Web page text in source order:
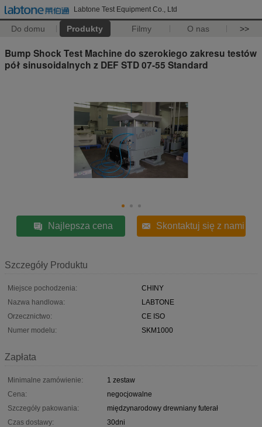
Labtone Test Equipment Co., Ltd
Do domu Produkty Filmy O nas >>
Bump Shock Test Machine do szerokiego zakresu testów
pół sinusoidalnych z DEF STD 07-55 Standard
Najlepsza cena Skontaktuj się z nami
Szczegóły Produktu
Miejsce pochodzenia:
CHINY
Nazwa handlowa:
LABTONE
Orzecznictwo:
CE ISO
Numer modelu:
SKM1000
Zapłata
Minimalne zamówienie:
1 zestaw
Cena:
negocjowalne
Szczegóły pakowania:
międzynarodowy drewniany futerał
Czas dostawy:
30dni